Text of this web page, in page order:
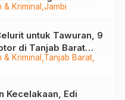
& Kriminal Jambi
& Kriminal Tanjab Barat
untuk Tawuran, 9
di Tanjab Barat
Kecelakaan, Edi